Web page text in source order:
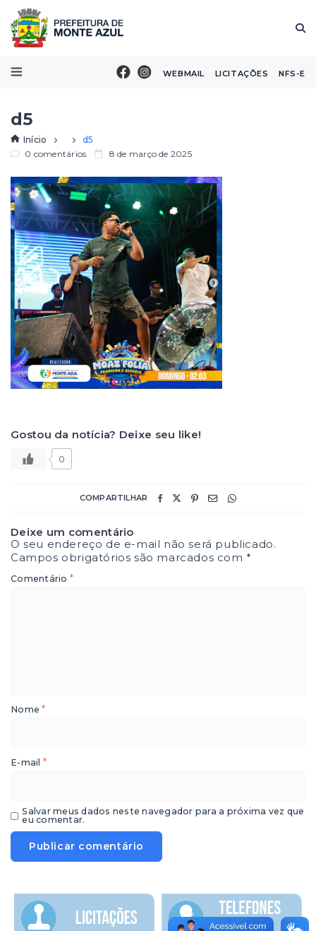
WEBMAIL LICITAÇÕES NFS-E
d5
Início
d5
0 comentários
8 de março de 2025
Gostou da notícia? Deixe seu like!
0
COMPARTILHAR
Deixe um comentário
O seu endereço de e-mail não será publicado.
Campos obrigatórios são marcados com*
Comentário *
Nome*
E-mail *
Salvar meus dados neste navegador para a próxima vez que
eu comentar.